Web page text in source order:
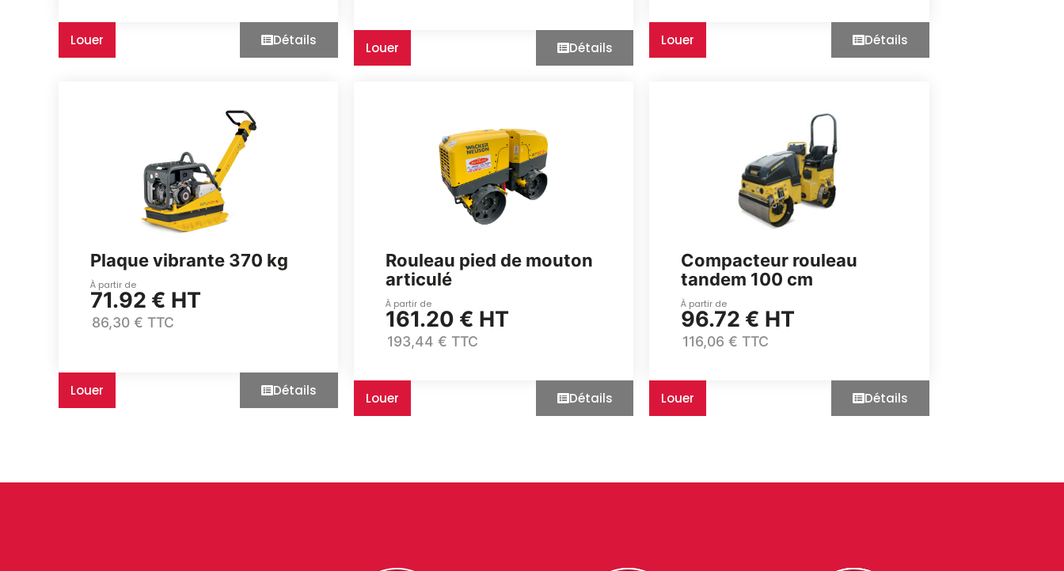
Louer Détails Louer Détails Louer Détails
Plaque vibrante 370 kg
À partir de
71.92 € HT
86,30 € TTC
Louer Détails
Rouleau pied de mouton
articulé
À partir de
161.20 € HT
193,44 € TTC
Louer Détails
Compacteur rouleau
tandem 100 cm
À partir de
96.72 € HT
116,06 € TTC
Louer Détails